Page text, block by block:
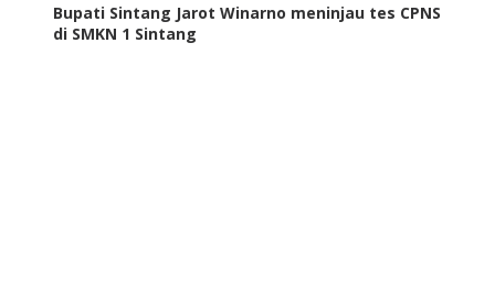
Bupati Sintang Jarot Winarno meninjau tes CPNS
di SMKN 1 Sintang